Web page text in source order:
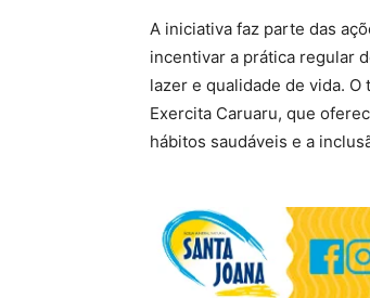
A iniciativa faz parte das
incentivar a prática regular
lazer e qualidade de vida.
Exercita Caruaru, que
hábitos saudáveis e a